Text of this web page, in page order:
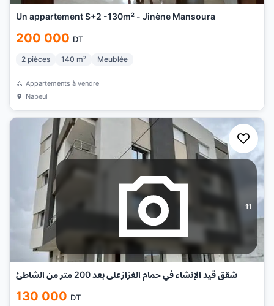
Un appartement S+2 -130m² - Jinène Mansoura
200 000 DT
2 pièces 140 m² Meublée
Appartements à vendre
Nabeul
11
شقق قيد الإنشاء في حمام الغزازعلى بعد 200 متر من الشاطئ
130 000 DT